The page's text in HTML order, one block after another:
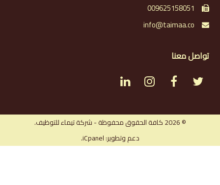
009625158051
info@taimaa.co
تواصل معنا
t
c
e
I
s
t
L
n
k
© 2026 كافة الحقوق محفوظة - شركة تيماء للتوظيف.
دعم وتطوير: iCpanel.